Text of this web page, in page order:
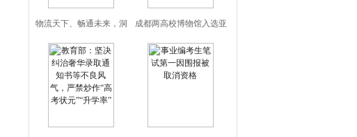
物流天下、畅通未来，洞
子口职高物流服务与管理
专业等你来！
成都两高校博物馆入选亚
洲Top20